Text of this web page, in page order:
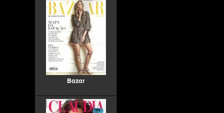
Bazar